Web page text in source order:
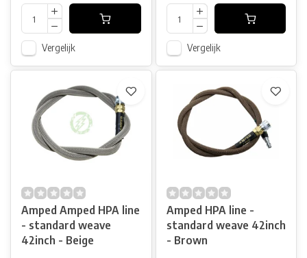
Vergelijk Vergelijk
Amped Amped HPA line
- standard weave
42inch - Beige
Amped HPA line -
standard weave 42inch
- Brown